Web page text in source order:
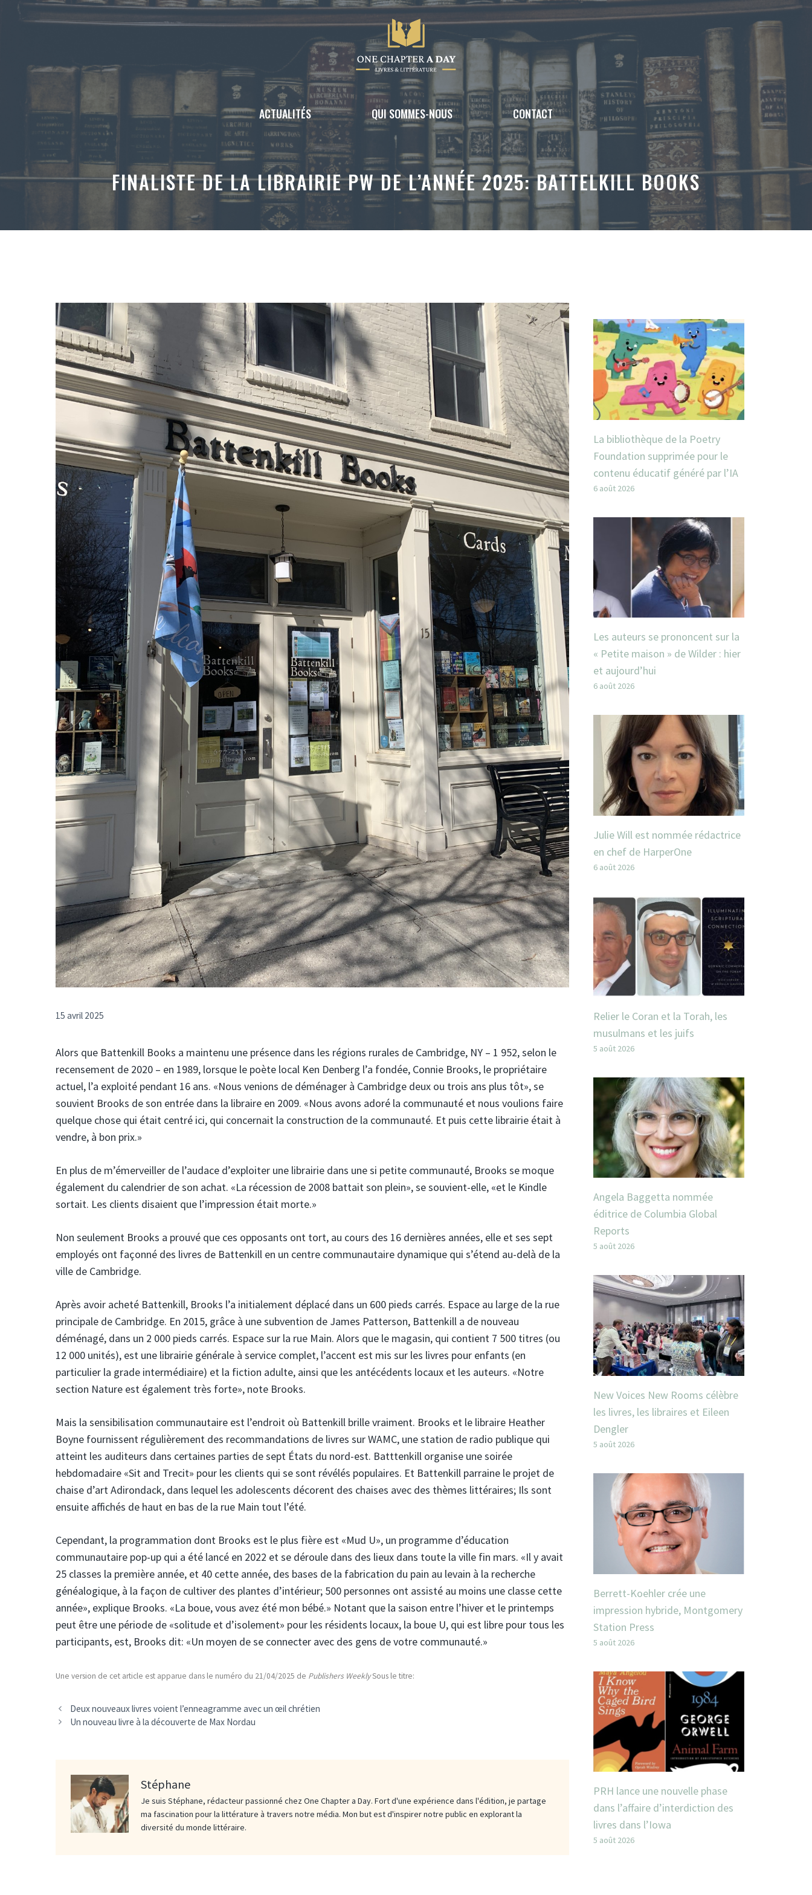
Aller
ACTUALITÉS QUI SOMMES-NOUS CONTACT
FINALISTE DE LA LIBRAIRIE PW DE L’ANNÉE 2025: BATTELKILL BOOKS
15 avril 2025
Alors que Battenkill Books a maintenu une présence dans les régions rurales de Cambridge, NY – 1 952, selon le
recensement de 2020 – en 1989, lorsque le poète local Ken Denberg l’a fondée, Connie Brooks, le propriétaire
actuel, l’a exploité pendant 16 ans. «Nous venions de déménager à Cambridge deux ou trois ans plus tôt», se
souvient Brooks de son entrée dans la libraire en 2009. «Nous avons adoré la communauté et nous voulions faire
quelque chose qui était centré ici, qui concernait la construction de la communauté. Et puis cette librairie était à
vendre, à bon prix.»
En plus de m’émerveiller de l’audace d’exploiter une librairie dans une si petite communauté, Brooks se moque
également du calendrier de son achat. «La récession de 2008 battait son plein», se souvient-elle, «et le Kindle
sortait. Les clients disaient que l’impression était morte.»
Non seulement Brooks a prouvé que ces opposants ont tort, au cours des 16 dernières années, elle et ses sept
employés ont façonné des livres de Battenkill en un centre communautaire dynamique qui s’étend au-delà de la
ville de Cambridge.
Après avoir acheté Battenkill, Brooks l’a initialement déplacé dans un 600 pieds carrés. Espace au large de la rue
principale de Cambridge. En 2015, grâce à une subvention de James Patterson, Battenkill a de nouveau
déménagé, dans un 2 000 pieds carrés. Espace sur la rue Main. Alors que le magasin, qui contient 7 500 titres (ou
12 000 unités), est une librairie générale à service complet, l’accent est mis sur les livres pour enfants (en
particulier la grade intermédiaire) et la fiction adulte, ainsi que les antécédents locaux et les auteurs. «Notre
section Nature est également très forte», note Brooks.
Mais la sensibilisation communautaire est l’endroit où Battenkill brille vraiment. Brooks et le libraire Heather
Boyne fournissent régulièrement des recommandations de livres sur WAMC, une station de radio publique qui
atteint les auditeurs dans certaines parties de sept États du nord-est. Batttenkill organise une soirée
hebdomadaire «Sit and Trecit» pour les clients qui se sont révélés populaires. Et Battenkill parraine le projet de
chaise d’art Adirondack, dans lequel les adolescents décorent des chaises avec des thèmes littéraires; Ils sont
ensuite affichés de haut en bas de la rue Main tout l’été.
Cependant, la programmation dont Brooks est le plus fière est «Mud U», un programme d’éducation
communautaire pop-up qui a été lancé en 2022 et se déroule dans des lieux dans toute la ville fin mars. «Il y avait
25 classes la première année, et 40 cette année, des bases de la fabrication du pain au levain à la recherche
généalogique, à la façon de cultiver des plantes d’intérieur; 500 personnes ont assisté au moins une classe cette
année», explique Brooks. «La boue, vous avez été mon bébé.» Notant que la saison entre l’hiver et le printemps
peut être une période de «solitude et d’isolement» pour les résidents locaux, la boue U, qui est libre pour tous les
participants, est, Brooks dit: «Un moyen de se connecter avec des gens de votre communauté.»
Une version de cet article est apparue dans le numéro du 21/04/2025 de Publishers WeeklySous le titre:
Deux nouveaux livres voient l’enneagramme avec un œil chrétien
Un nouveau livre à la découverte de Max Nordau
Stéphane
Je suis Stéphane, rédacteur passionné chez One Chapter a Day. Fort d'une expérience dans l'édition, je partage
ma fascination pour la littérature à travers notre média. Mon but est d'inspirer notre public en explorant la
diversité du monde littéraire.
La bibliothèque de la Poetry
Foundation supprimée pour le
contenu éducatif généré par l’IA
6 août 2026
Les auteurs se prononcent sur la
« Petite maison » de Wilder : hier
et aujourd’hui
6 août 2026
Julie Will est nommée rédactrice
en chef de HarperOne
6 août 2026
Relier le Coran et la Torah, les
musulmans et les juifs
5 août 2026
Angela Baggetta nommée
éditrice de Columbia Global
Reports
5 août 2026
New Voices New Rooms célèbre
les livres, les libraires et Eileen
Dengler
5 août 2026
Berrett-Koehler crée une
impression hybride, Montgomery
Station Press
5 août 2026
PRH lance une nouvelle phase
dans l’affaire d’interdiction des
livres dans l’Iowa
5 août 2026